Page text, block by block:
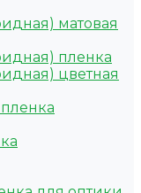
матовая
пленка
цветная